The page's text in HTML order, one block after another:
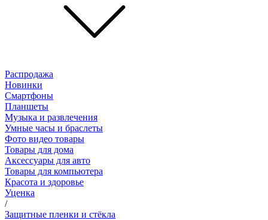
Распродажа
Новинки
Смартфоны
Планшеты
Музыка и развлечения
Умные часы и браслеты
Фото видео товары
Товары для дома
Аксессуары для авто
Товары для компьютера
Красота и здоровье
Уценка
/
Защитные пленки и стёкла